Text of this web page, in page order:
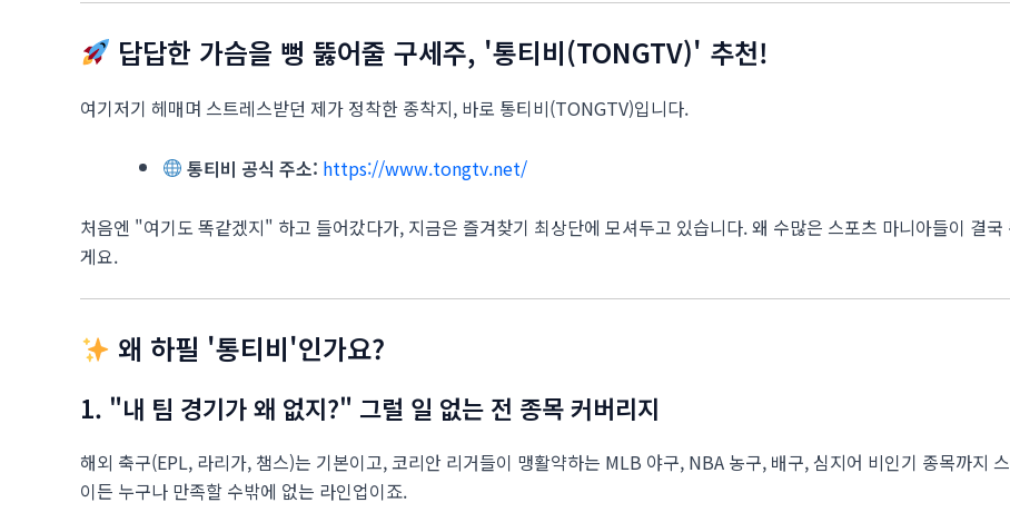
답답한 가슴을 뻥 뚫어줄 구세주, '통티비(TONGTV)' 추천!
여기저기 헤매며 스트레스받던 제가 정착한 종착지, 바로 통티비(TONGTV)입니다.
통티비 공식 주소: https://www.tongtv.net/
처음엔 "여기도 똑같겠지" 하고 들어갔다가, 지금은 즐겨찾기 최상단에 모셔두고 있습니다. 왜 수많은 스포츠 마니아들이 결
게요.
왜 하필 '통티비'인가요?
1. "내 팀 경기가 왜 없지?" 그럴 일 없는 전 종목 커버리지
해외 축구(EPL, 라리가, 챔스)는 기본이고, 코리안 리거들이 맹활약하는 MLB 야구, NBA 농구, 배구, 심지어 비인기 종목까지
이든 누구나 만족할 수밖에 없는 라인업이죠.